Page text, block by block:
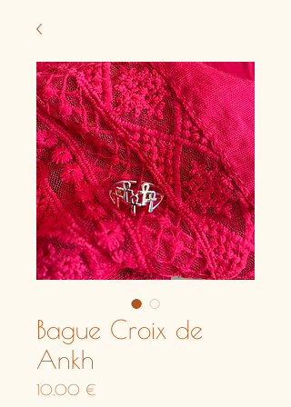
Bague Croix de
Ankh
10,00 €Prix